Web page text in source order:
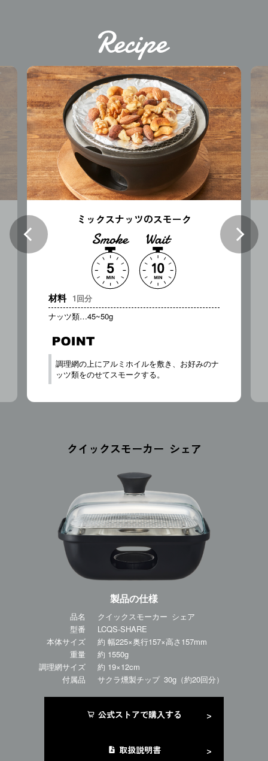
ミックスナッツのスモーク
材料 1回分
ナッツ類…45~50g
調理網の上にアルミホイルを敷き、お好みのナ
ッツ類をのせてスモークする。
クイックスモーカー シェア
製品の仕様
品名
クイックスモーカー シェア
型番
LCQS-SHARE
本体サイズ
約 幅225×奥行157×高さ157mm
重量
約 1550g
調理網サイズ
約 19×12cm
付属品
サクラ燻製チップ 30g（約20回分）
公式ストアで購入する
取扱説明書